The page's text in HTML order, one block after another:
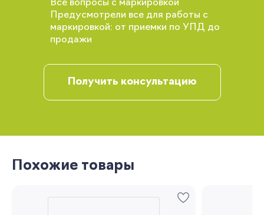
Все вопросы с маркировкой
Предусмотрели все для работы с
маркировкой: от приемки по УПД до
продажи
Получить консультацию
Похожие товары
Вы сможете отслеживать статус своих
заказов и получать индивидуальные
рекомендации
Запомнить меня
Забыли свой пароль?